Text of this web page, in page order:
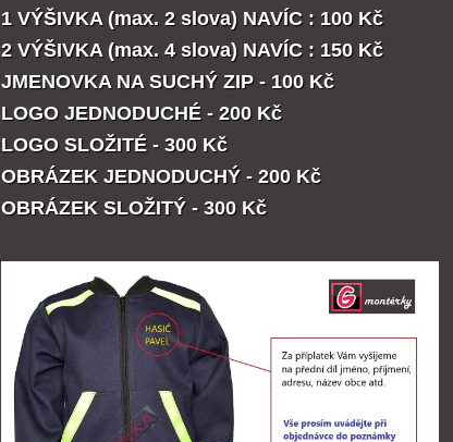
1 VÝŠIVKA (max. 2 slova) NAVÍC : 100 Kč
2 VÝŠIVKA (max. 4 slova) NAVÍC : 150 Kč
JMENOVKA NA SUCHÝ ZIP - 100 Kč
LOGO JEDNODUCHÉ - 200 Kč
LOGO SLOŽITÉ - 300 Kč
OBRÁZEK JEDNODUCHÝ - 200 Kč
OBRÁZEK SLOŽITÝ - 300 Kč